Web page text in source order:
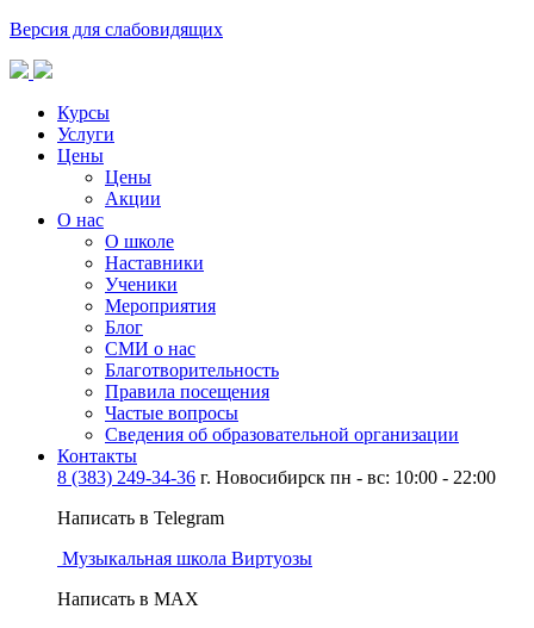
Версия для слабовидящих
Курсы
Услуги
Цены
Цены
Акции
О нас
О школе
Наставники
Ученики
Мероприятия
Блог
СМИ о нас
Благотворительность
Правила посещения
Частые вопросы
Сведения об образовательной организации
Контакты
8 (383) 249-34-36 г. Новосибирск пн - вс: 10:00 - 22:00
Написать в Telegram
Музыкальная школа Виртуозы
Написать в MAX